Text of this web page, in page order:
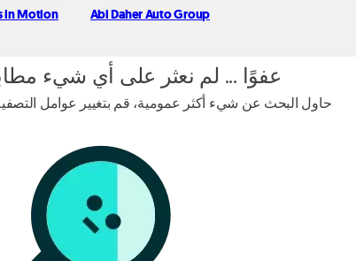
in Motion Abi Daher Auto Group
عفوًا ... لم نعثر على أي شيء
حاول البحث عن شيء أكثر عمومية، قم بتغيير عوامل التصفية